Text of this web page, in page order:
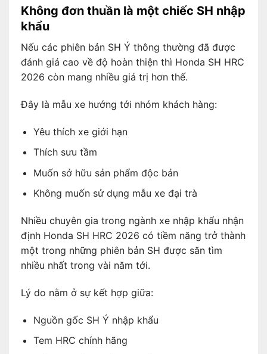
Không đơn thuần là một chiếc SH nhập
khẩu
Nếu các phiên bản SH Ý thông thường đã được
đánh giá cao về độ hoàn thiện thì Honda SH HRC
2026 còn mang nhiều giá trị hơn thế.
Đây là mẫu xe hướng tới nhóm khách hàng:
Yêu thích xe giới hạn
Thích sưu tầm
Muốn sở hữu sản phẩm độc bản
Không muốn sử dụng mẫu xe đại trà
Nhiều chuyên gia trong ngành xe nhập khẩu nhận
định Honda SH HRC 2026 có tiềm năng trở thành
một trong những phiên bản SH được săn tìm
nhiều nhất trong vài năm tới.
Lý do nằm ở sự kết hợp giữa:
Nguồn gốc SH Ý nhập khẩu
Tem HRC chính hãng